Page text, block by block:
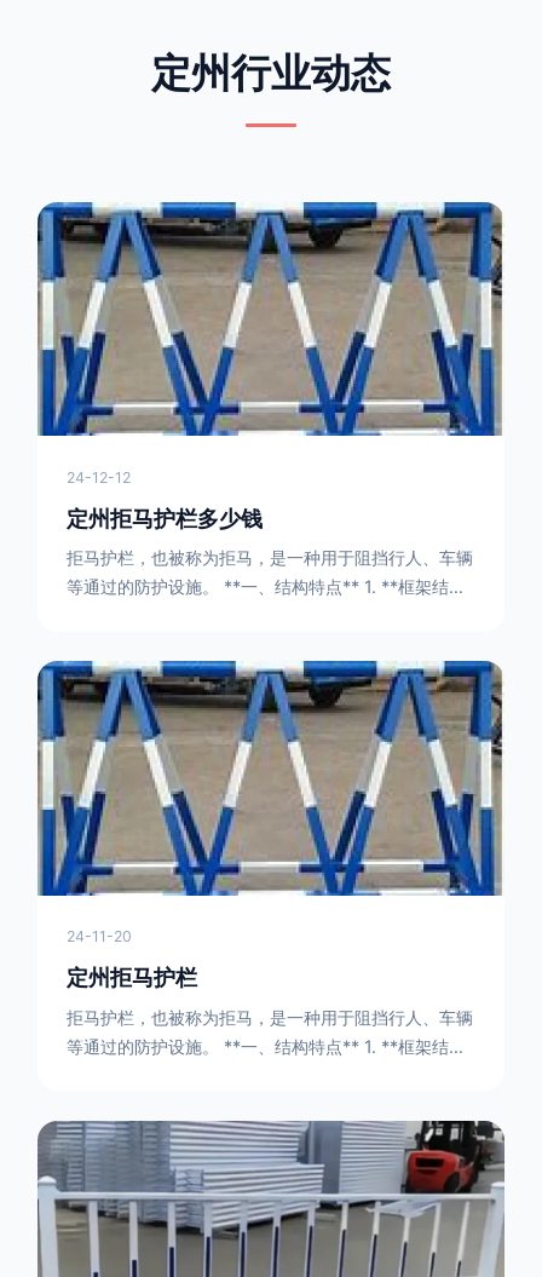
定州行业动态
24-12-12
定州拒马护栏多少钱
拒马护栏，也被称为拒马，是一种用于阻挡行人、车辆
等通过的防护设施。 **一、结构特点** 1. **框架结构
方形的框架组合。这些框架相互连接，形成一个稳定的
结构，能够承受一定的冲击力。例如，在一些临时交通
管制的现场，三角形框架的拒马护栏可以很方便地拼接
在一起，像一个个小的三角锥形状的结构单
24-11-20
定州拒马护栏
拒马护栏，也被称为拒马，是一种用于阻挡行人、车辆
等通过的防护设施。 **一、结构特点** 1. **框架结构
方形的框架组合。这些框架相互连接，形成一个稳定的
结构，能够承受一定的冲击力。例如，在一些临时交通
管制的现场，三角形框架的拒马护栏可以很方便地拼接
在一起，像一个个小的三角锥形状的结构单